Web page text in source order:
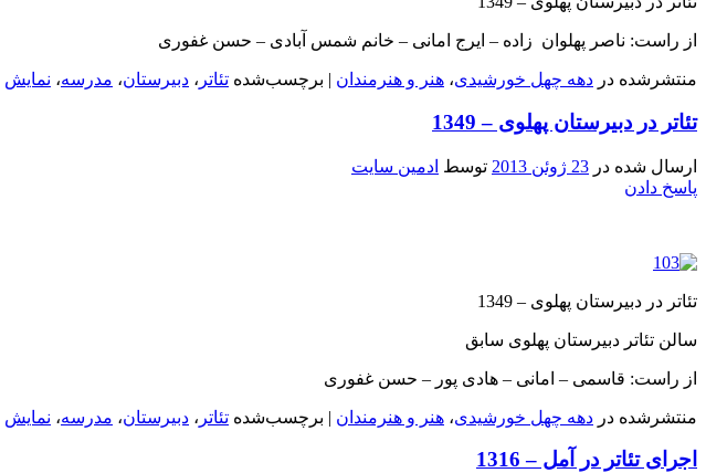
از راست: ناصر پهلوان زاده – ایرج امانی – خانم شمس آبادی – حسن غفوری
منتشرشده در دهه چهل خورشیدی، هنر و هنرمندان | برچسب‌شده تئاتر ، دبیرستان، مدرسه، نمایش
تئاتر در دبیرستان پهلوی – 1349
ارسال شده در 23 ژوئن 2013 توسط ادمین سایت
پاسخ دادن
تئاتر در دبیرستان پهلوی – 1349
سالن تئاتر دبیرستان پهلوی سابق
از راست: قاسمی – امانی – هادی پور – حسن غفوری
منتشرشده در دهه چهل خورشیدی، هنر و هنرمندان | برچسب‌شده تئاتر ، دبیرستان، مدرسه، نمایش
اجرای تئاتر در آمل – 1316